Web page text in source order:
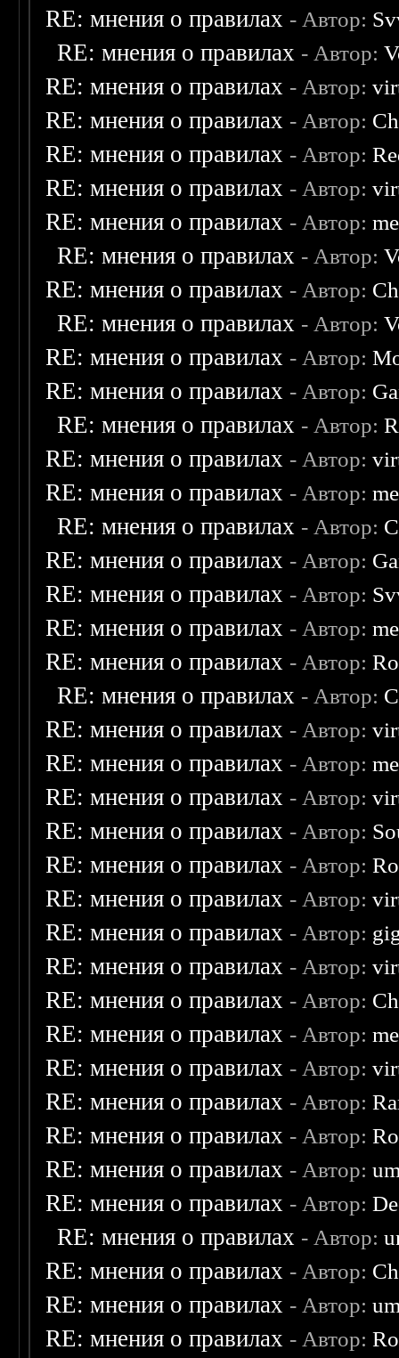
RE: мнения о правилах - Автор:
RE: мнения о правилах - Автор:
RE: мнения о правилах - Автор:
RE: мнения о правилах - Автор:
RE: мнения о правилах - Автор:
RE: мнения о правилах - Автор:
RE: мнения о правилах - Автор:
RE: мнения о правилах - Автор:
RE: мнения о правилах - Автор:
RE: мнения о правилах - Автор:
RE: мнения о правилах - Автор:
RE: мнения о правилах - Автор:
RE: мнения о правилах - Автор:
RE: мнения о правилах - Автор:
RE: мнения о правилах - Автор:
RE: мнения о правилах - Автор:
RE: мнения о правилах - Автор:
RE: мнения о правилах - Автор:
RE: мнения о правилах - Автор:
RE: мнения о правилах - Автор:
RE: мнения о правилах - Автор:
RE: мнения о правилах - Автор:
RE: мнения о правилах - Автор:
RE: мнения о правилах - Автор:
RE: мнения о правилах - Автор:
RE: мнения о правилах - Автор:
RE: мнения о правилах - Автор:
RE: мнения о правилах - Автор:
RE: мнения о правилах - Автор:
RE: мнения о правилах - Автор:
RE: мнения о правилах - Автор:
RE: мнения о правилах - Автор:
RE: мнения о правилах - Автор:
RE: мнения о правилах - Автор:
RE: мнения о правилах - Автор:
RE: мнения о правилах - Автор:
RE: мнения о правилах - Автор:
RE: мнения о правилах - Автор:
RE: мнения о правилах - Автор:
RE: мнения о правилах - Автор: